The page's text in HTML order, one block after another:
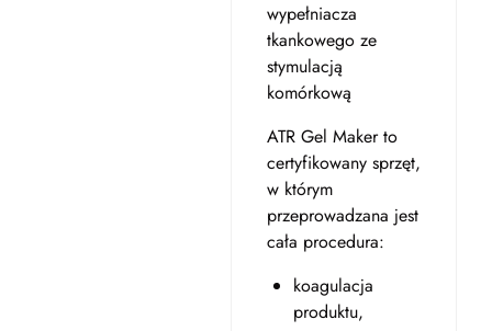
wypełniacza
tkankowego ze
stymulacją
komórkową
ATR Gel Maker to
certyfikowany sprzęt,
w którym
przeprowadzana jest
cała procedura:
koagulacja
produktu,